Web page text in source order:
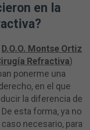
en la
D.O.O. Montse Ortiz
Refractiva)
ponerme una
en el que
la diferencia de
esta forma, ya no
necesario, para